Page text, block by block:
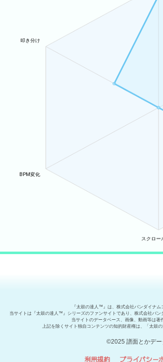
『太鼓の達人™』は、株式会社バンダイナム
当サイトは『太鼓の達人™』シリーズのファンサイトであり、株式会社バ
当サイトのデータベース、画像、動画等は著
上記を除くサイト独自コンテンツの知的財産権は、「太鼓
©2025 譜面とかデ
利用規約 プライバシー